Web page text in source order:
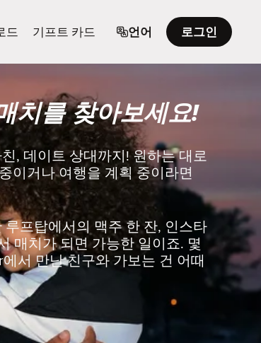
드 기프트 카드 언어 로그인
치를 찾아보세요!
, 데이트 상대까지! 원하는 대로
이거나 여행을 계획 중이라면
프탑에서의 맥주 한 잔, 인스타
매치가 되면 가능한 일이죠. 몇
서 만난 친구와 가보는 건 어때